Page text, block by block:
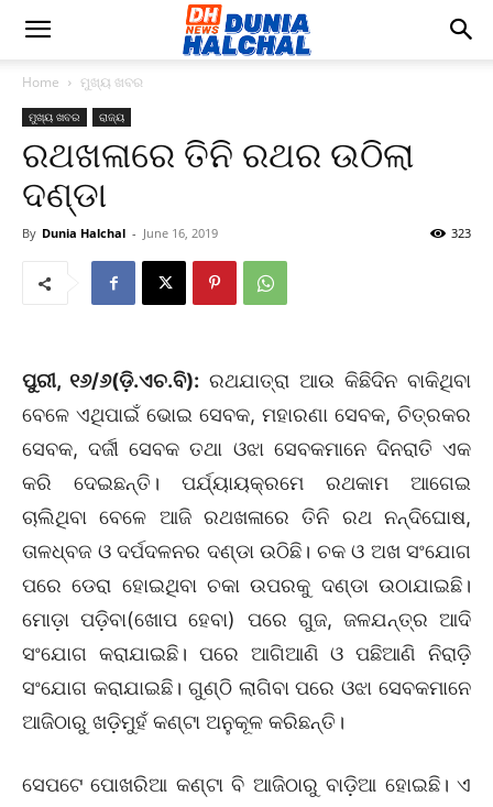
Home ମୁଖ୍ୟ ଖବର
ମୁଖ୍ୟ ଖବର ରାଜ୍ୟ
ରଥଖଳାରେ ତିନି ରଥର ଉଠିଲା
ଦଣ୍ଡା
By Dunia Halchal - June 16, 2019 323
ପୁରୀ, ୧୬/୬(ଡ଼ି.ଏଚ.ବି): ରଥଯାତ୍ରା ଆଉ କିଛିଦିନ ବାକିଥିବା
ବେଳେ ଏଥିପାଇଁ ଭୋଇ ସେବକ, ମହାରଣା ସେବକ, ଚିତ୍ରକର
ସେବକ, ଦର୍ଜୀ ସେବକ ତଥା ଓଝା ସେବକମାନେ ଦିନରାତି ଏକ
କରି ଦେଇଛନ୍ତି। ପର୍ଯ୍ୟାୟକ୍ରମେ ରଥକାମ ଆଗେଇ
ଚାଲିଥିବା ବେଳେ ଆଜି ରଥଖଳାରେ ତିନି ରଥ ନନ୍ଦିଘୋଷ,
ତାଳଧ୍ବଜ ଓ ଦର୍ପଦଳନର ଦଣ୍ଡା ଉଠିଛି। ଚକ ଓ ଅଖ ସଂଯୋଗ
ପରେ ଡେରା ହୋଇଥିବା ଚକା ଉପରକୁ ଦଣ୍ଡା ଉଠାଯାଇଛି।
ମୋଡ଼ା ପଡ଼ିବା(ଖୋପ ହେବା) ପରେ ଗୁଜ, ଜଳଯନ୍ତ୍ର ଆଦି
ସଂଯୋଗ କରାଯାଇଛି। ପରେ ଆଗିଆଣି ଓ ପଛିଆଣି ନିରାଡ଼ି
ସଂଯୋଗ କରାଯାଇଛି। ଗୁଣ୍ଠି ଲାଗିବା ପରେ ଓଝା ସେବକମାନେ
ଆଜିଠାରୁ ଖଡ଼ିମୁହଁ କଣ୍ଟା ଅନୁକୂଳ କରିଛନ୍ତି।
ସେପଟେ ପୋଖରିଆ କଣ୍ଟା ବି ଆଜିଠାରୁ ବାଡ଼ିଆ ହୋଇଛି। ଏ